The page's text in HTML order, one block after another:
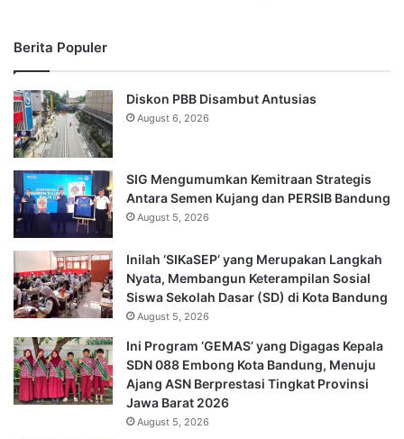
Berita Populer
Diskon PBB Disambut Antusias
August 6, 2026
SIG Mengumumkan Kemitraan Strategis
Antara Semen Kujang dan PERSIB Bandung
August 5, 2026
Inilah ‘SIKaSEP’ yang Merupakan Langkah
Nyata, Membangun Keterampilan Sosial
Siswa Sekolah Dasar (SD) di Kota Bandung
August 5, 2026
Ini Program ‘GEMAS’ yang Digagas Kepala
SDN 088 Embong Kota Bandung, Menuju
Ajang ASN Berprestasi Tingkat Provinsi
Jawa Barat 2026
August 5, 2026